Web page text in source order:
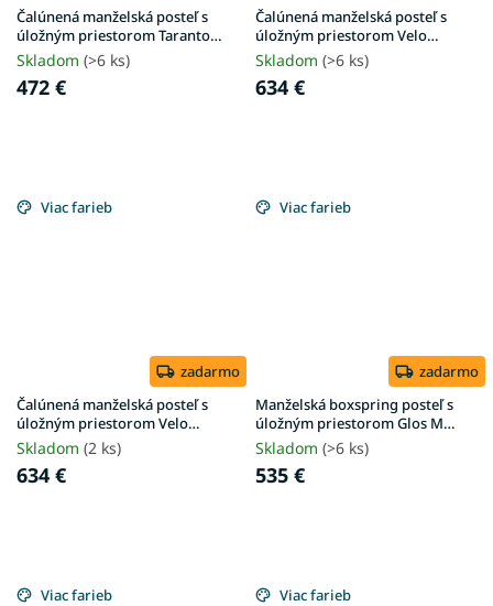
Čalúnená manželská posteľ s
úložným priestorom Taranto
180x200 - krémová
Skladom (>6 ks)
472 €
Čalúnená manželská posteľ s
úložným priestorom Velo
180x200 - krémová Anthology
Skladom (>6 ks)
634 €
Viac farieb
zadarmo
Čalúnená manželská posteľ s
úložným priestorom Velo
180x200 - olivová Anthology
Skladom (2 ks)
634 €
Viac farieb
zadarmo
Manželská boxspring posteľ s
úložným priestorom Glos M
160x200 - krémová
Skladom (>6 ks)
535 €
Viac farieb Viac farieb